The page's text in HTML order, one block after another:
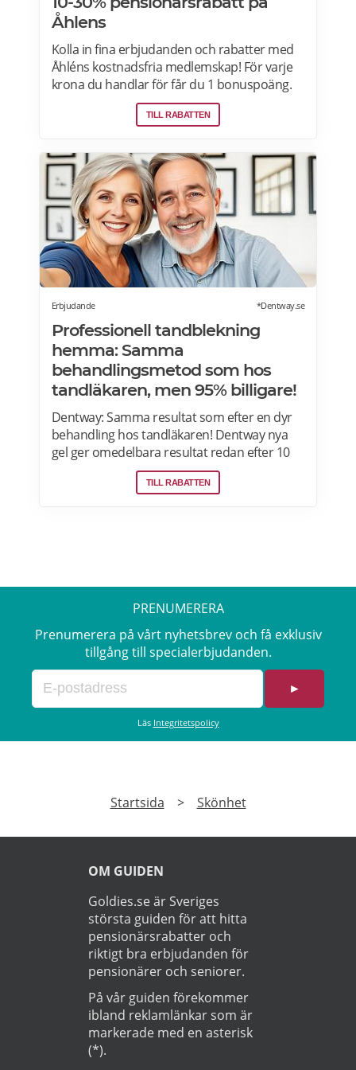
Åhlens
Kolla in fina erbjudanden och rabatter med
Åhléns kostnadsfria medlemskap! För varje
krona du handlar för får du 1 bonuspoäng.
Och för varje 1250 poäng, får du 25 kronor i
bonus. 10-30% välkomsterbjudande:
30% rabatt på ditt första köp som medlem.
Läs mer om pensionärsrabatter på Åhléns
här.
TILL RABATTEN
Erbjudande *Dentway.se
Professionell tandblekning
hemma: Samma
behandlingsmetod som hos
tandläkaren, men 95% billigare!
Dentway: Samma resultat som efter en dyr
behandling hos tandläkaren! Dentway nya
gel ger omedelbara resultat redan efter 10
minuter och verkar helt utan ilningar eller
irritation i tänderna. Den stärker även
tandkött. Samma behandlingsmetod som
hos tandläkaren, men 70-95 % billigare. Läs
mer om Dentway Starter Kit här.
TILL RABATTEN
PRENUMERERA
Prenumerera på vårt nyhetsbrev och få exklusiv
tillgång till specialerbjudanden.
►
Läs Integritetspolicy
Startsida > Skönhet
OM GUIDEN
Goldies.se är Sveriges
största guiden för att hitta
pensionärsrabatter och
riktigt bra erbjudanden för
pensionärer och seniorer.
På vår guiden förekommer
ibland reklamlänkar som är
markerade med en asterisk
(*).